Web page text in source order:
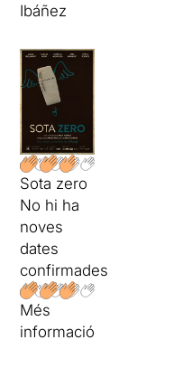
Ibáñez
Sota zero
No hi ha
noves
dates
confirmades
Més
informació